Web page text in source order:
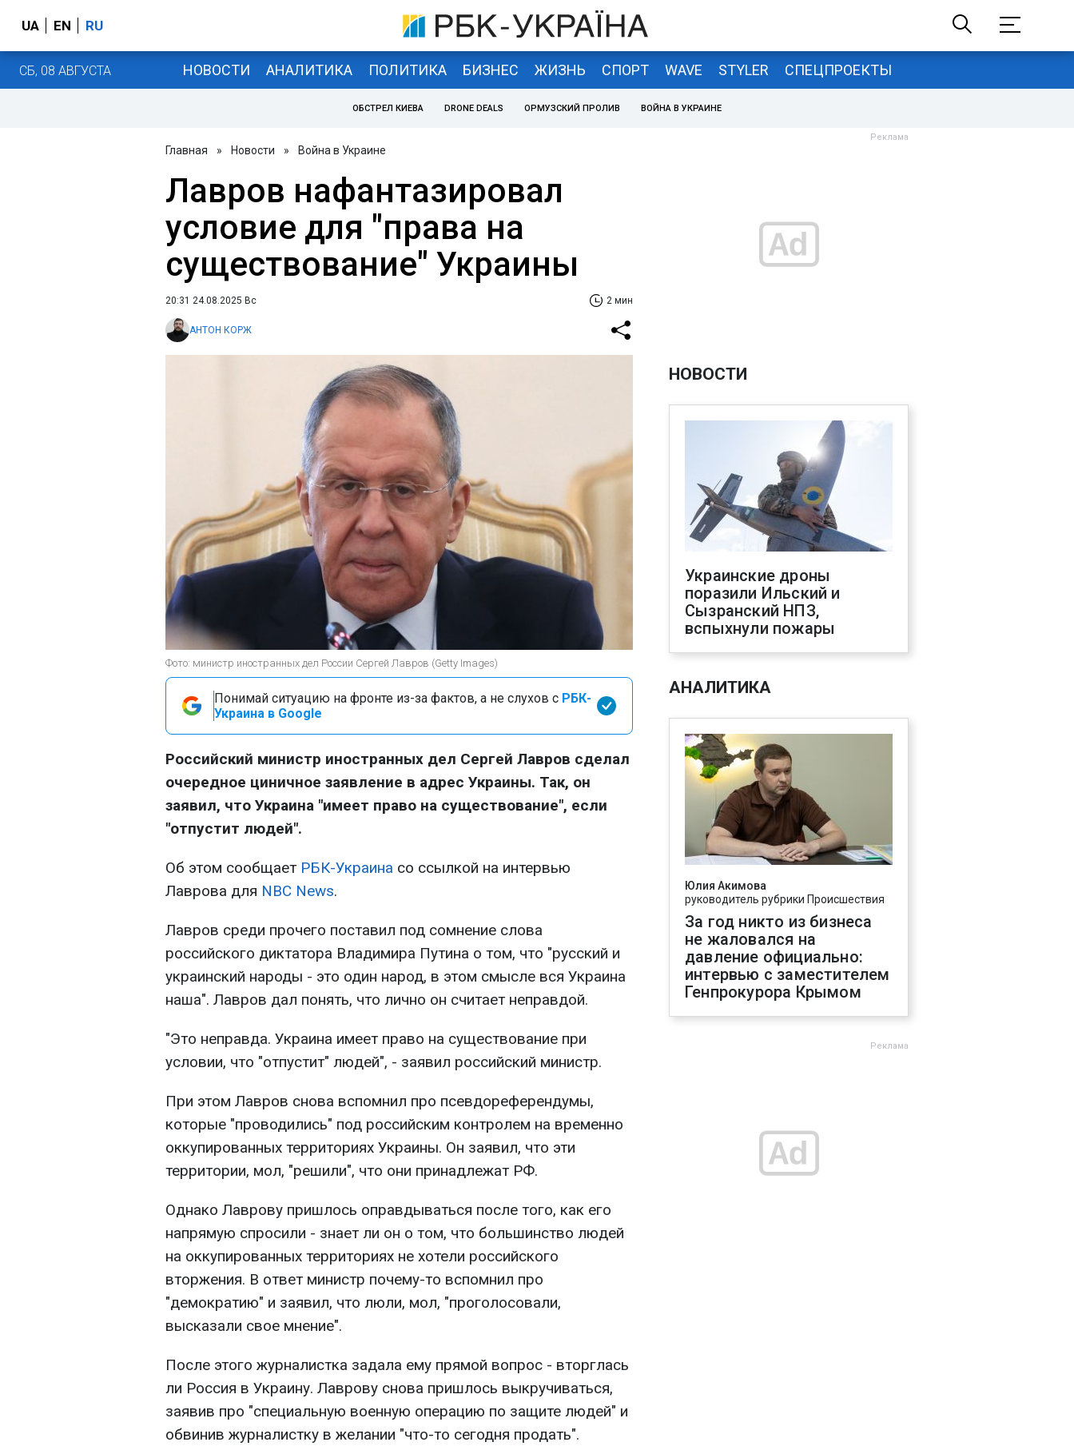
UA EN RU
СБ, 08 АВГУСТА НОВОСТИ АНАЛИТИКА ПОЛИТИКА БИЗНЕС ЖИЗНЬ СПОРТ WAVE STYLER СПЕЦПРОЕКТЫ
ОБСТРЕЛ КИЕВА DRONE DEALS ОРМУЗСКИЙ ПРОЛИВ ВОЙНА В УКРАИНЕ
Главная » Новости » Война в Украине
Лавров нафантазировал
условие для "права на
существование" Украины
20:31 24.08.2025 Вс 2 мин
АНТОН КОРЖ
Фото: министр иностранных дел России Сергей Лавров (Getty Images)
Понимай ситуацию на фронте из-за фактов, а не слухов с РБК-
Украина в Google
Российский министр иностранных дел Сергей Лавров сделал
очередное циничное заявление в адрес Украины. Так, он
заявил, что Украина "имеет право на существование", если
"отпустит людей".
Об этом сообщает РБК-Украина со ссылкой на интервью
Лаврова для NBC News.
Лавров среди прочего поставил под сомнение слова
российского диктатора Владимира Путина о том, что "русский и
украинский народы - это один народ, в этом смысле вся Украина
наша". Лавров дал понять, что лично он считает неправдой.
"Это неправда. Украина имеет право на существование при
условии, что "отпустит" людей", - заявил российский министр.
При этом Лавров снова вспомнил про псевдореферендумы,
которые "проводились" под российским контролем на временно
оккупированных территориях Украины. Он заявил, что эти
территории, мол, "решили", что они принадлежат РФ.
Однако Лаврову пришлось оправдываться после того, как его
напрямую спросили - знает ли он о том, что большинство людей
на оккупированных территориях не хотели российского
вторжения. В ответ министр почему-то вспомнил про
"демократию" и заявил, что люли, мол, "проголосовали,
высказали свое мнение".
После этого журналистка задала ему прямой вопрос - вторглась
ли Россия в Украину. Лаврову снова пришлось выкручиваться,
заявив про "специальную военную операцию по защите людей" и
обвинив журналистку в желании "что-то сегодня продать".
НОВОСТИ
Украинские дроны
поразили Ильский и
Сызранский НПЗ,
вспыхнули пожары
АНАЛИТИКА
Юлия Акимова
руководитель рубрики Происшествия
За год никто из бизнеса
не жаловался на
давление официально:
интервью с заместителем
Генпрокурора Крымом